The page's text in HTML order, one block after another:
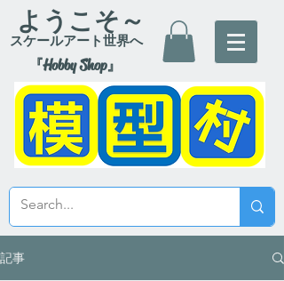
ようこそ～
スケールアート世界へ
『Hobby Shop』
記事